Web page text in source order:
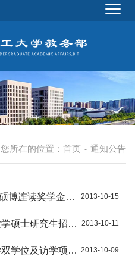
您所在的位置： 首页 - 通知公告
新加坡国立大学等三所大学硕博连读奖学金项目说明会 2013-10-15
2014年加拿大萨斯卡彻温大学硕士研究生招生及奖学金说明会 2013-10-11
2014年赴加拿大滑铁卢大学双学位及访学项目报名通知 2013-10-09